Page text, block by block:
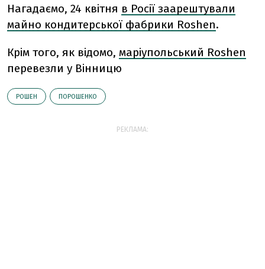
Нагадаємо, 24 квітня в Росії заарештували
майно кондитерської фабрики Roshen.
Крім того, як відомо, маріупольський Roshen
перевезли у Вінницю
РОШЕН ПОРОШЕНКО
РЕКЛАМА: